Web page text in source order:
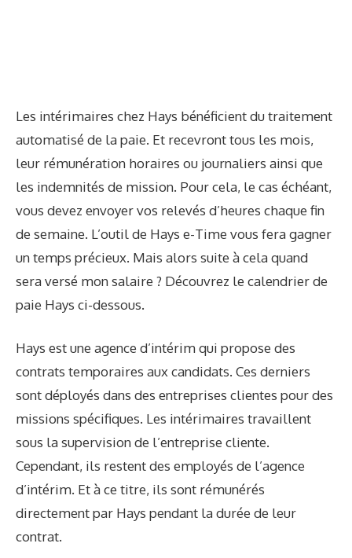
Les intérimaires chez Hays bénéficient du traitement
automatisé de la paie. Et recevront tous les mois,
leur rémunération horaires ou journaliers ainsi que
les indemnités de mission. Pour cela, le cas échéant,
vous devez envoyer vos relevés d’heures chaque fin
de semaine. L’outil de Hays e-Time vous fera gagner
un temps précieux. Mais alors suite à cela quand
sera versé mon salaire ? Découvrez le calendrier de
paie Hays ci-dessous.
Hays est une agence d’intérim qui propose des
contrats temporaires aux candidats. Ces derniers
sont déployés dans des entreprises clientes pour des
missions spécifiques. Les intérimaires travaillent
sous la supervision de l’entreprise cliente.
Cependant, ils restent des employés de l’agence
d’intérim. Et à ce titre, ils sont rémunérés
directement par Hays pendant la durée de leur
contrat.